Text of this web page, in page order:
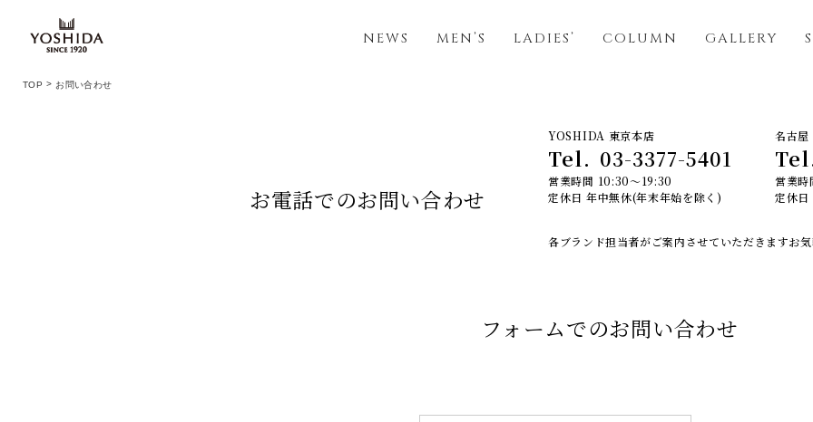
NEWS MEN’S LADIES’ COLUMN GALLERY
TOP お問い合わせ
お電話でのお問い合わせ
YOSHIDA 東京本店
Tel. 03-3377-5401
営業時間 10:30～19:30
定休日 年中無休(年末年始を除く)
名古
営業
定休日
各ブランド担当者がご案内させていただきますお
フォームでのお問い合わせ